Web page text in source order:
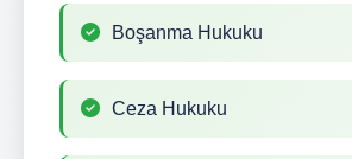
Boşanma Hukuku
Ceza Hukuku